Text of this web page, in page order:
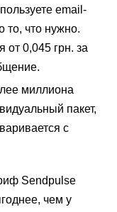
email-
то, что нужно.
от 0,045 грн. за
миллиона
пакет,
с
Sendpulse
чем у